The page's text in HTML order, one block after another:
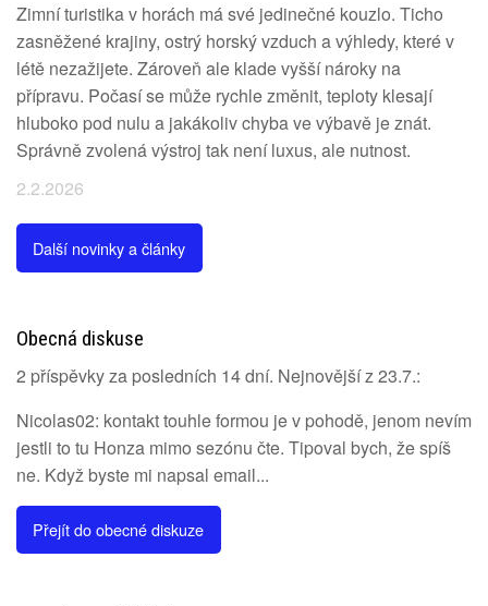
Zimní turistika v horách má své jedinečné kouzlo. Ticho
zasněžené krajiny, ostrý horský vzduch a výhledy, které v
létě nezažijete. Zároveň ale klade vyšší nároky na
přípravu. Počasí se může rychle změnit, teploty klesají
hluboko pod nulu a jakákoliv chyba ve výbavě je znát.
Správně zvolená výstroj tak není luxus, ale nutnost.
2.2.2026
Další novinky a články
Obecná diskuse
2 příspěvky za posledních 14 dní. Nejnovější z 23.7.:
Nicolas02: kontakt touhle formou je v pohodě, jenom nevím
jestli to tu Honza mimo sezónu čte. Tipoval bych, že spíš
ne. Když byste mi napsal email...
Přejít do obecné diskuze